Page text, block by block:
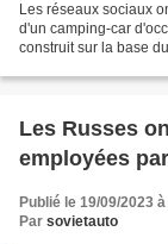
Les réseaux sociaux
d'un camping-car
construit sur la base
Les Russes
employées
Publié le 19/09/2023
Par sovietauto